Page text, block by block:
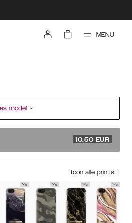
MENU
model
10.50 EUR
Toon alle prints +